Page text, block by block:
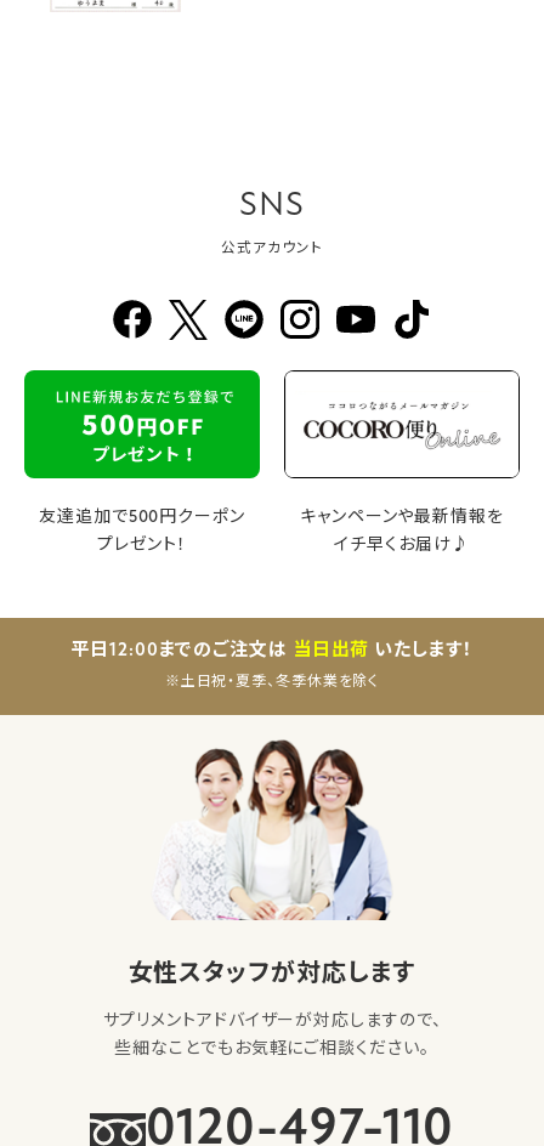
SNS
公式アカウント
友達追加で500円クーポン
プレゼント！
キャンペーンや最新情報を
イチ早くお届け♪
平日12:00までのご注文は 当日出荷 いたします！
※土日祝・夏季、冬季休業を除く
女性スタッフが対応します
サプリメントアドバイザーが対応しますので、
些細なことでもお気軽にご相談ください。
0120-497-110